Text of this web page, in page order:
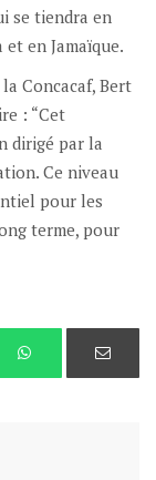
se tiendra en
en Jamaïque.
Concacaf, Bert
: “Cet
dirigé par la
Ce niveau
pour les
terme, pour